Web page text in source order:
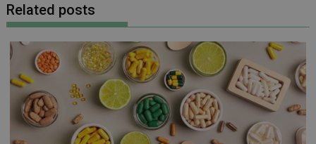
Related postsprotette del sito. Il sito web non è in grado di
funzionare correttamente senza questi cookie.
NOME
FORNITORE/
DOMINIO
SCADENZA
PHPSESSID
PHP.net
.www.farmamese.it
Sessione